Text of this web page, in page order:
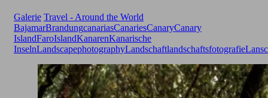
Galerie Travel - Around the World
BajamarBrandungcanariasCanariesCanaryCanary
IslandFaroIslandKanarenKanarische
InselnLandscapephotographyLandschaftlandschaftsfotografie